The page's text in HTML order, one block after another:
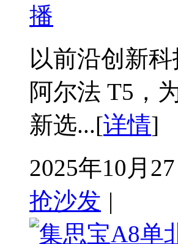
播
以前沿创新
阿尔法 T5，
新选...[详情]
2025年10月
抢沙发 |